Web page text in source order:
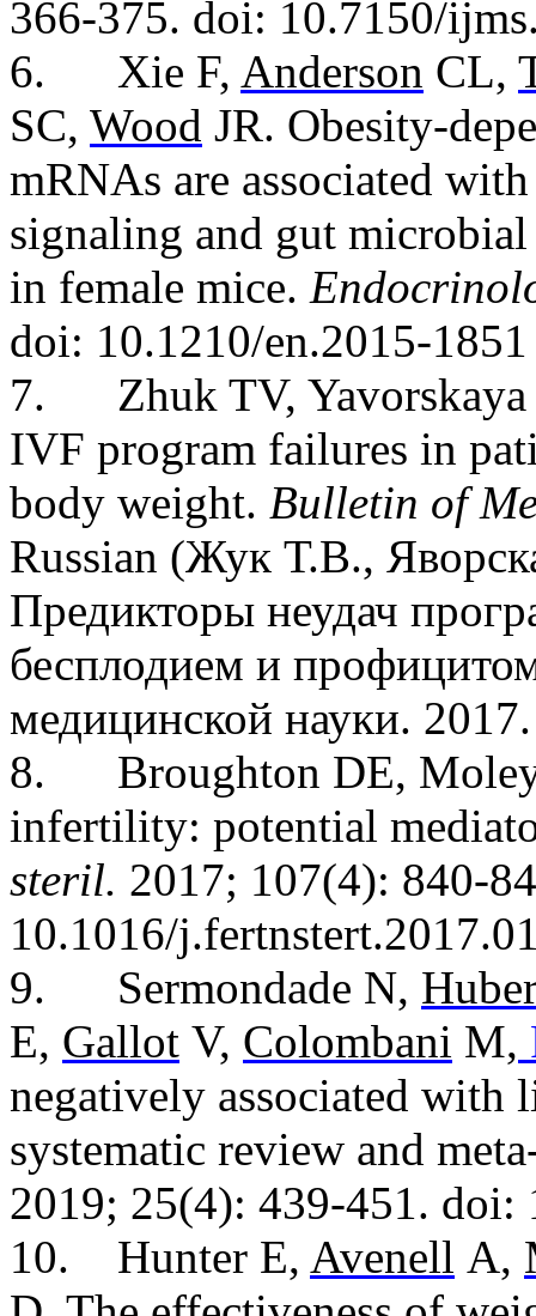
366-375. doi: 10.7150/
6.
Xie F, Anderson CL,
SC, Wood JR. Obesity-
mRNAs are associated
signaling and gut microbial
in female mice.
doi: 10.1210/en.2015-1851
7.
Zhuk TV,
IVF program failures in
body weight. Bulletin of
Russian (Жук Т.В.,
Предикторы неудач
бесплодием и
медицинской науки.
8.
Broughton DE,
infertility: potential
steril. 2017; 107(4): 840-
10.1016/
9.
Sermondade N,
E, Gallot V, Colombani M,
negatively associated
systematic review and
2019; 25(4): 439-451. doi:
10.
Hunter E, Avenell A,